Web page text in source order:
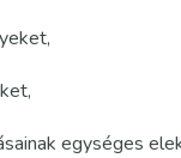
egységes